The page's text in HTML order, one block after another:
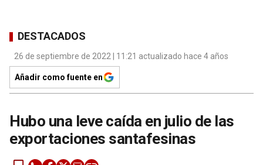
DESTACADOS
26 de septiembre de 2022 | 11:21 actualizado hace 4 años
Añadir como fuente en
Hubo una leve caída en julio de las
exportaciones santafesinas